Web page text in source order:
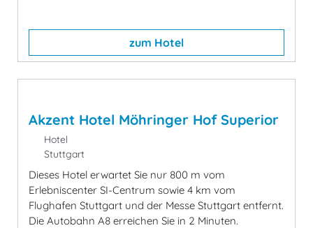
zum Hotel
Akzent Hotel Möhringer Hof Superior
Hotel
Stuttgart
Dieses Hotel erwartet Sie nur 800 m vom
Erlebniscenter SI-Centrum sowie 4 km vom
Flughafen Stuttgart und der Messe Stuttgart entfernt.
Die Autobahn A8 erreichen Sie in 2 Minuten.